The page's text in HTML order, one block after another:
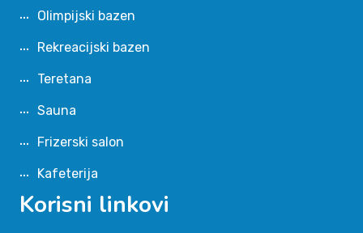
Olimpijski bazen
Rekreacijski bazen
Teretana
Sauna
Frizerski salon
Kafeterija
Korisni linkovi